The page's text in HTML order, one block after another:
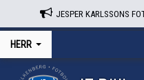
JESPER KARLSSONS
HERR